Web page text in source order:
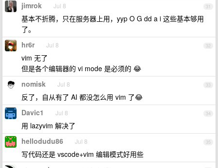
31
jimrok Jul 8
基本不折腾，只在服务器上用，yyp O G dd a i 这些基本够用
了。
32
hr6r Jul 8
vim 无了
但是各个编辑器的 vi mode 是必须的 😂
33
nomisk Jul 8
反了，自从有了 AI 都没怎么用 vim 了😂
34
Davic1 Jul 8
用 lazyvim 解决了
35
hellodudu86 Jul 8
写代码还是 vscode+vim 编辑模式好用些